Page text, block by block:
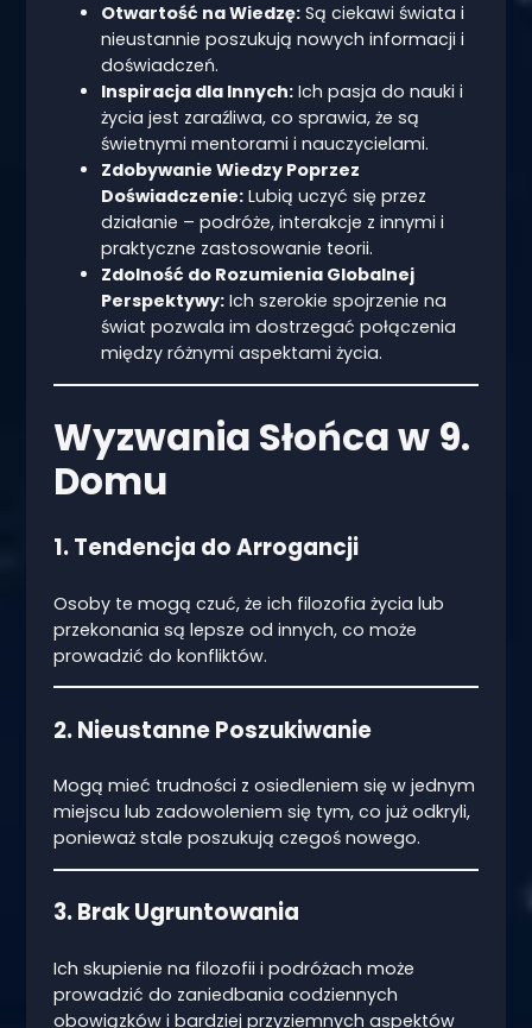
Otwartość na Wiedzę:Są ciekawi świata i
nieustannie poszukują nowych informacji i
doświadczeń.
Inspiracja dla Innych:Ich pasja do nauki i
życia jest zaraźliwa, co sprawia, że są
świetnymi mentorami i nauczycielami.
Zdobywanie Wiedzy Poprzez
Doświadczenie:Lubią uczyć się przez
działanie – podróże, interakcje z innymi i
praktyczne zastosowanie teorii.
Zdolność do Rozumienia Globalnej
Perspektywy:Ich szerokie spojrzenie na
świat pozwala im dostrzegać połączenia
między różnymi aspektami życia.
Wyzwania Słońca w 9.
Domu
1. Tendencja do Arrogancji
Osoby te mogą czuć, że ich filozofia życia lub
przekonania są lepsze od innych, co może
prowadzić do konfliktów.
2. Nieustanne Poszukiwanie
Mogą mieć trudności z osiedleniem się w jednym
miejscu lub zadowoleniem się tym, co już odkryli,
ponieważ stale poszukują czegoś nowego.
3. Brak Ugruntowania
Ich skupienie na filozofii i podróżach może
prowadzić do zaniedbania codziennych
obowiązków i bardziej przyziemnych aspektów